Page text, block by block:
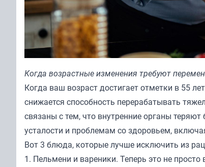
Когда возрастные изменения требуют
Когда ваш возраст достигает отметки в 55
снижается способность перерабатывать
связаны с тем, что внутренние органы
усталости и проблемам со здоровьем,
Вот 3 блюда, которые лучше исключить из
1. Пельмени и вареники. Теперь это не